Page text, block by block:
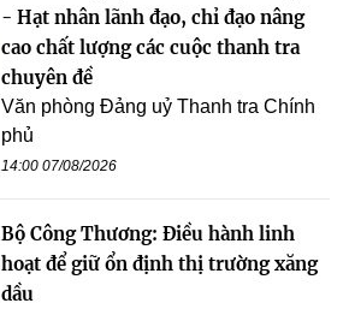
- Hạt nhân lãnh đạo, chỉ đạo nâng
cao chất lượng các cuộc thanh tra
chuyên đề
Văn phòng Đảng uỷ Thanh tra Chính
phủ
14:00 07/08/2026
Bộ Công Thương: Điều hành linh
hoạt để giữ ổn định thị trường xăng
dầu